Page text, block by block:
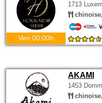
1713
Ven 00:00h
AKAMI
1453